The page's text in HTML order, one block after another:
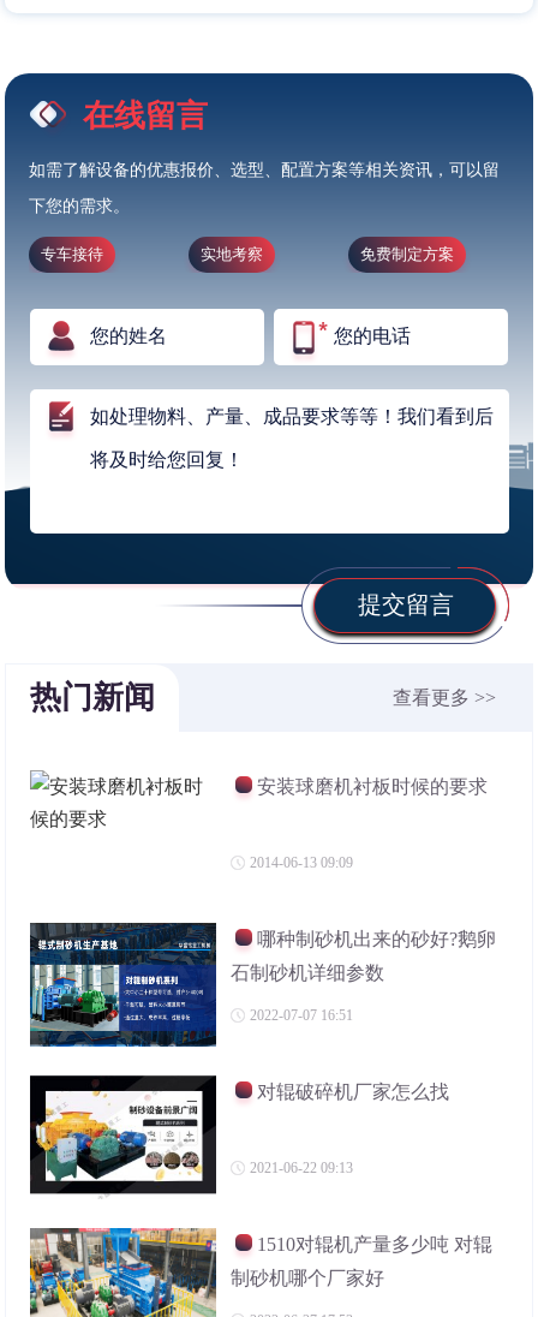
在线留言
如需了解设备的优惠报价、选型、配置方案等相关资讯，可以留
下您的需求。
专车接待 实地考察 免费制定方案
提交留言
热门新闻 查看更多 >>
安装球磨机衬板时候的要求
2014-06-13 09:09
哪种制砂机出来的砂好?鹅卵
石制砂机详细参数
2022-07-07 16:51
对辊破碎机厂家怎么找
2021-06-22 09:13
1510对辊机产量多少吨 对辊
制砂机哪个厂家好